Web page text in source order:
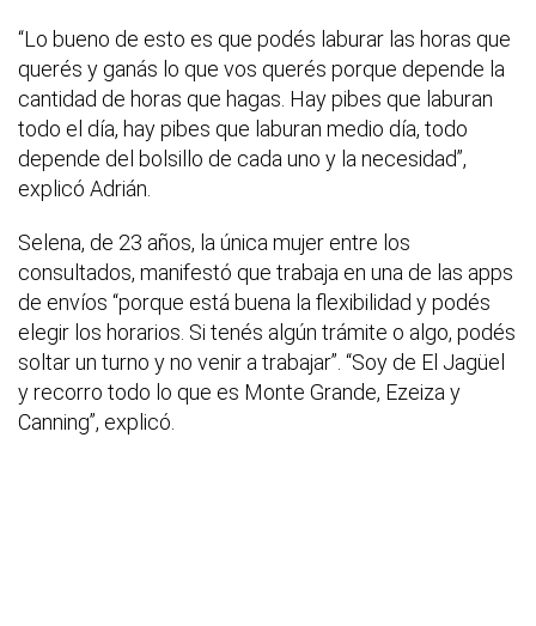
“Lo bueno de esto es que podés laburar las horas que
querés y ganás lo que vos querés porque depende la
cantidad de horas que hagas. Hay pibes que laburan
todo el día, hay pibes que laburan medio día, todo
depende del bolsillo de cada uno y la necesidad”,
explicó Adrián.
Selena, de 23 años, la única mujer entre los
consultados, manifestó que trabaja en una de las apps
de envíos “porque está buena la flexibilidad y podés
elegir los horarios. Si tenés algún trámite o algo, podés
soltar un turno y no venir a trabajar”. “Soy de El Jagüel
y recorro todo lo que es Monte Grande, Ezeiza y
Canning”, explicó.